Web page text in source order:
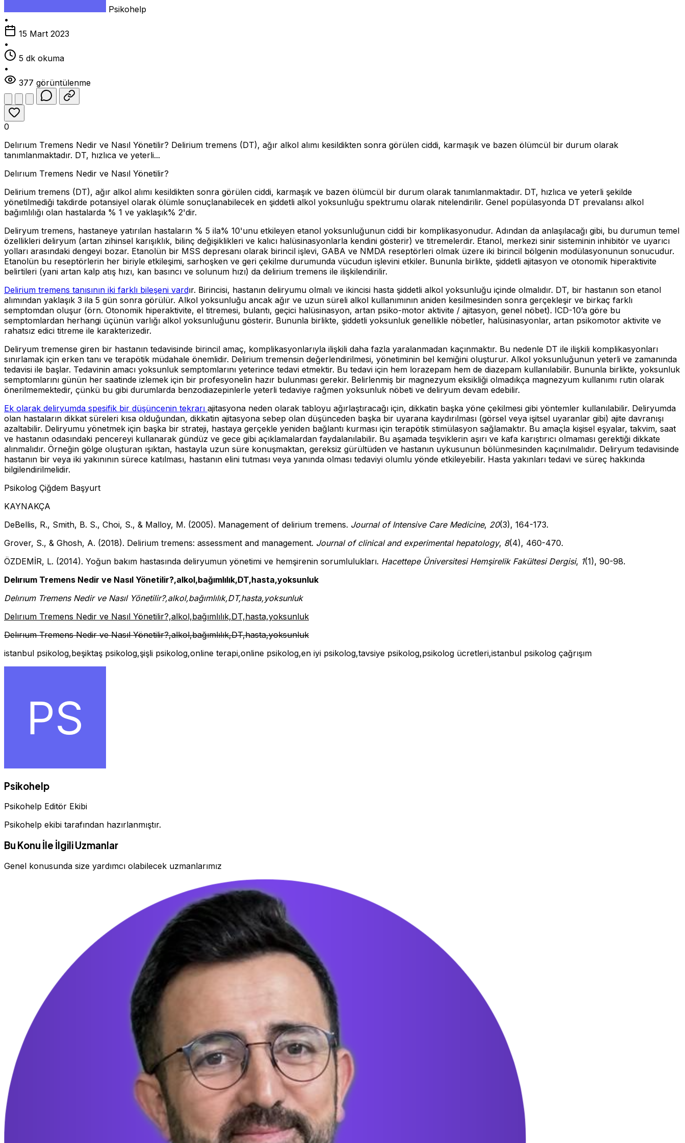
Psikohelp
•
15 Mart 2023
•
5 dk okuma
•
377 görüntülenme
0
Delırıum Tremens Nedir ve Nasıl Yönetilir? Delirium tremens (DT), ağır alkol alımı kesildikten sonra görülen ciddi, karmaşık ve bazen ölümcül bir durum olarak
tanımlanmaktadır. DT, hızlıca ve yeterli...
Delırıum Tremens Nedir ve Nasıl Yönetilir?
Delirium tremens (DT), ağır alkol alımı kesildikten sonra görülen ciddi, karmaşık ve bazen ölümcül bir durum olarak tanımlanmaktadır. DT, hızlıca ve yeterli şekilde
yönetilmediği takdirde potansiyel olarak ölümle sonuçlanabilecek en şiddetli alkol yoksunluğu spektrumu olarak nitelendirilir. Genel popülasyonda DT prevalansı alkol
bağımlılığı olan hastalarda % 1 ve yaklaşık% 2'dir.
Deliryum tremens, hastaneye yatırılan hastaların % 5 ila% 10'unu etkileyen etanol yoksunluğunun ciddi bir komplikasyonudur. Adından da anlaşılacağı gibi, bu durumun temel
özellikleri deliryum (artan zihinsel karışıklık, bilinç değişiklikleri ve kalıcı halüsinasyonlarla kendini gösterir) ve titremelerdir. Etanol, merkezi sinir sisteminin inhibitör ve uyarıcı
yolları arasındaki dengeyi bozar. Etanolün bir MSS depresanı olarak birincil işlevi, GABA ve NMDA reseptörleri olmak üzere iki birincil bölgenin modülasyonunun sonucudur.
Etanolün bu reseptörlerin her biriyle etkileşimi, sarhoşken ve geri çekilme durumunda vücudun işlevini etkiler. Bununla birlikte, şiddetli ajitasyon ve otonomik hiperaktivite
belirtileri (yani artan kalp atış hızı, kan basıncı ve solunum hızı) da delirium tremens ile ilişkilendirilir.
Delirium tremens tanısının iki farklı bileşeni vardır. Birincisi, hastanın deliryumu olmalı ve ikincisi hasta şiddetli alkol yoksunluğu içinde olmalıdır. DT, bir hastanın son etanol
alımından yaklaşık 3 ila 5 gün sonra görülür. Alkol yoksunluğu ancak ağır ve uzun süreli alkol kullanımının aniden kesilmesinden sonra gerçekleşir ve birkaç farklı
semptomdan oluşur (örn. Otonomik hiperaktivite, el titremesi, bulantı, geçici halüsinasyon, artan psiko-motor aktivite / ajitasyon, genel nöbet). ICD-10’a göre bu
semptomlardan herhangi üçünün varlığı alkol yoksunluğunu gösterir. Bununla birlikte, şiddetli yoksunluk genellikle nöbetler, halüsinasyonlar, artan psikomotor aktivite ve
rahatsız edici titreme ile karakterizedir.
Deliryum tremense giren bir hastanın tedavisinde birincil amaç, komplikasyonlarıyla ilişkili daha fazla yaralanmadan kaçınmaktır. Bu nedenle DT ile ilişkili komplikasyonları
sınırlamak için erken tanı ve terapötik müdahale önemlidir. Delirium tremensin değerlendirilmesi, yönetiminin bel kemiğini oluşturur. Alkol yoksunluğunun yeterli ve zamanında
tedavisi ile başlar. Tedavinin amacı yoksunluk semptomlarını yeterince tedavi etmektir. Bu tedavi için hem lorazepam hem de diazepam kullanılabilir. Bununla birlikte, yoksunluk
semptomlarını günün her saatinde izlemek için bir profesyonelin hazır bulunması gerekir. Belirlenmiş bir magnezyum eksikliği olmadıkça magnezyum kullanımı rutin olarak
önerilmemektedir, çünkü bu gibi durumlarda benzodiazepinlerle yeterli tedaviye rağmen yoksunluk nöbeti ve deliryum devam edebilir.
Ek olarak deliryumda spesifik bir düşüncenin tekrarı ajitasyona neden olarak tabloyu ağırlaştıracağı için, dikkatin başka yöne çekilmesi gibi yöntemler kullanılabilir. Deliryumda
olan hastaların dikkat süreleri kısa olduğundan, dikkatin ajitasyona sebep olan düşünceden başka bir uyarana kaydırılması (görsel veya işitsel uyaranlar gibi) ajite davranışı
azaltabilir. Deliryumu yönetmek için başka bir strateji, hastaya gerçekle yeniden bağlantı kurması için terapötik stimülasyon sağlamaktır. Bu amaçla kişisel eşyalar, takvim, saat
ve hastanın odasındaki pencereyi kullanarak gündüz ve gece gibi açıklamalardan faydalanılabilir. Bu aşamada teşviklerin aşırı ve kafa karıştırıcı olmaması gerektiği dikkate
alınmalıdır. Örneğin gölge oluşturan ışıktan, hastayla uzun süre konuşmaktan, gereksiz gürültüden ve hastanın uykusunun bölünmesinden kaçınılmalıdır. Deliryum tedavisinde
hastanın bir veya iki yakınının sürece katılması, hastanın elini tutması veya yanında olması tedaviyi olumlu yönde etkileyebilir. Hasta yakınları tedavi ve süreç hakkında
bilgilendirilmelidir.
Psikolog Çiğdem Başyurt
KAYNAKÇA
DeBellis, R., Smith, B. S., Choi, S., & Malloy, M. (2005). Management of delirium tremens. Journal of Intensive Care Medicine, 20(3), 164-173.
Grover, S., & Ghosh, A. (2018). Delirium tremens: assessment and management. Journal of clinical and experimental hepatology, 8(4), 460-470.
ÖZDEMİR, L. (2014). Yoğun bakım hastasında deliryumun yönetimi ve hemşirenin sorumlulukları. Hacettepe Üniversitesi Hemşirelik Fakültesi Dergisi, 1(1), 90-98.
Delırıum Tremens Nedir ve Nasıl Yönetilir?,alkol,bağımlılık,DT,hasta,yoksunluk
Delırıum Tremens Nedir ve Nasıl Yönetilir?,alkol,bağımlılık,DT,hasta,yoksunluk
Delırıum Tremens Nedir ve Nasıl Yönetilir?,alkol,bağımlılık,DT,hasta,yoksunluk
Delırıum Tremens Nedir ve Nasıl Yönetilir?,alkol,bağımlılık,DT,hasta,yoksunluk
istanbul psikolog,beşiktaş psikolog,şişli psikolog,online terapi,online psikolog,en iyi psikolog,tavsiye psikolog,psikolog ücretleri,istanbul psikolog çağrışım
Psikohelp
Psikohelp Editör Ekibi
Psikohelp ekibi tarafından hazırlanmıştır.
Bu Konu İle İlgili Uzmanlar
Genel konusunda size yardımcı olabilecek uzmanlarımız